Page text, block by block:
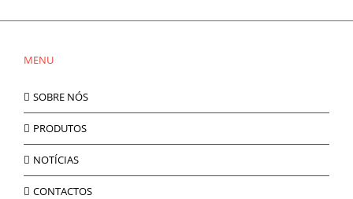
MENU
SOBRE NÓS
PRODUTOS
NOTÍCIAS
CONTACTOS